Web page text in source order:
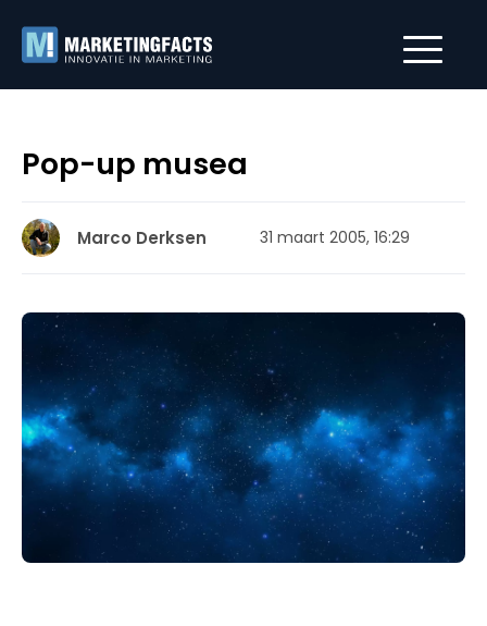
Pop-up musea
Marco Derksen 31 maart 2005, 16:29